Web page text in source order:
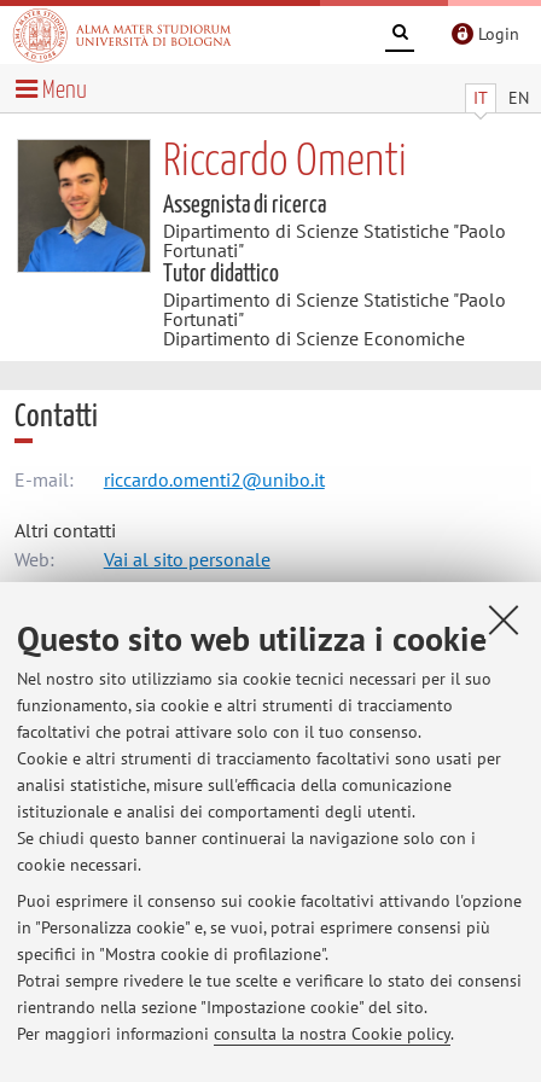
Questo sito web utilizza i cookie
Nel nostro sito utilizziamo sia cookie tecnici necessari per il suo
funzionamento, sia cookie e altri strumenti di tracciamento
facoltativi che potrai attivare solo con il tuo consenso.
Cookie e altri strumenti di tracciamento facoltativi sono usati per
analisi statistiche, misure sull'efficacia della comunicazione
istituzionale e analisi dei comportamenti degli utenti.
Se chiudi questo banner continuerai la navigazione solo con i
cookie necessari.
Puoi esprimere il consenso sui cookie facoltativi attivando l'opzione
in "Personalizza cookie" e, se vuoi, potrai esprimere consensi più
specifici in "Mostra cookie di profilazione".
Potrai sempre rivedere le tue scelte e verificare lo stato dei consensi
rientrando nella sezione "Impostazione cookie" del sito.
Per maggiori informazioni consulta la nostra Cookie policy.
Login
IT EN
Menu
Riccardo Omenti
Assegnista di ricerca
Dipartimento di Scienze Statistiche "Paolo
Fortunati"
Tutor didattico
Dipartimento di Scienze Statistiche "Paolo
Fortunati"
Dipartimento di Scienze Economiche
Contatti
E-mail: riccardo.omenti2@unibo.it
Altri contatti
Web:
Vai al sito personale
Dipartimento di Scienze Statistiche "Paolo Fortunati"
Via Belle Arti 41, Bologna -Vai alla mappa
Risorse in rete
ORCID
Ultimi avvisi
Al momento non sono presenti avvisi.